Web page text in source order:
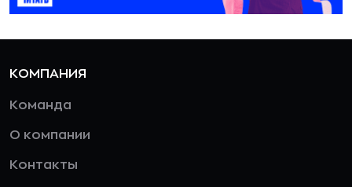
КОМПАНИЯ
Команда
О компании
Контакты